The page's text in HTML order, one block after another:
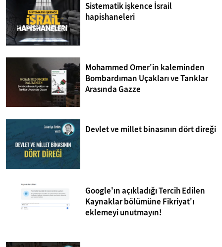
Sistematik işkence İsrail
hapishaneleri
Mohammed Omer'in kaleminden
Bombardıman Uçakları ve Tanklar
Arasında Gazze
Devlet ve millet binasının dört direği
Google'ın açıkladığı Tercih Edilen
Kaynaklar bölümüne Fikriyat'ı
eklemeyi unutmayın!